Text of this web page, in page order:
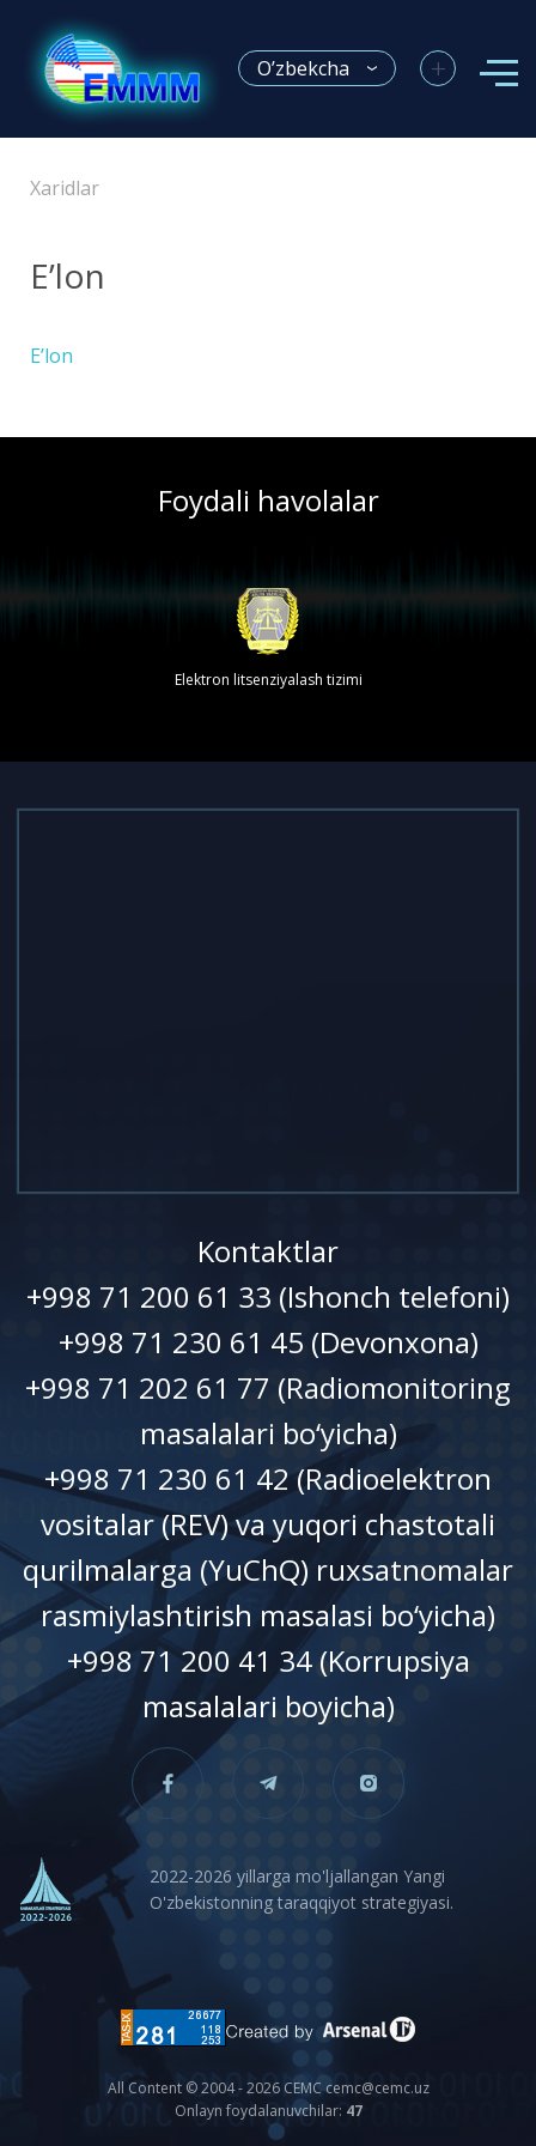
O’zbekcha +
Xaridlar
E’lon
E’lon
Foydali havolalar
Elektron litsenziyalash tizimi
Kontaktlar
+998 71 200 61 33 (Ishonch telefoni)
+998 71 230 61 45 (Devonxonа)
+998 71 202 61 77 (Radiomonitoring
masalalari bo‘yicha)
+998 71 230 61 42 (Radioelektron
vositalar (REV) va yuqori chastotali
qurilmalarga (YuChQ) ruxsatnomalar
rasmiylashtirish masalasi bo‘yicha)
+998 71 200 41 34 (Korrupsiya
masalalari boyicha)
2022-2026 yillarga mo'ljallangan Yangi
O'zbekistonning taraqqiyot strategiyasi.
All Content © 2004 - 2026 CEMC cemc@cemc.uz
Onlayn foydalanuvchilar: 47